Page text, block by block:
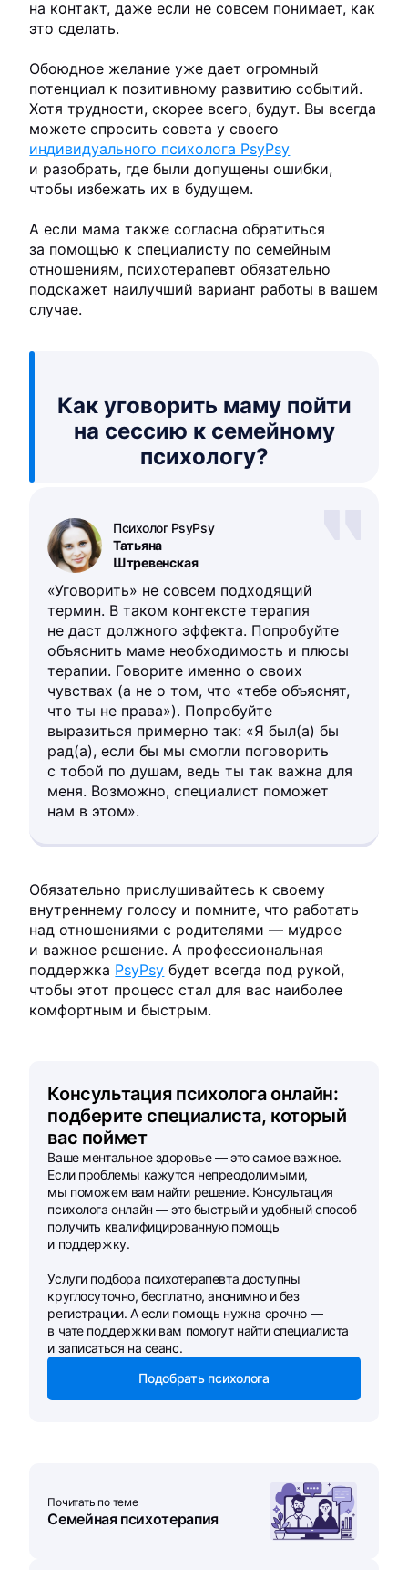
на контакт, даже если не совсем понимает, как
это сделать.
Обоюдное желание уже дает огромный
потенциал к позитивному развитию событий.
Хотя трудности, скорее всего, будут. Вы всегда
можете спросить совета у своего
индивидуального психолога PsyPsy
и разобрать, где были допущены ошибки,
чтобы избежать их в будущем.
А если мама также согласна обратиться
за помощью к специалисту по семейным
отношениям, психотерапевт обязательно
подскажет наилучший вариант работы в вашем
случае.
Как уговорить маму пойти
на сессию к семейному
психологу?
Татьяна
Штревенская
Психолог PsyPsy
«Уговорить» не совсем подходящий
термин. В таком контексте терапия
не даст должного эффекта. Попробуйте
объяснить маме необходимость и плюсы
терапии. Говорите именно о своих
чувствах (а не о том, что «тебе объяснят,
что ты не права»). Попробуйте
выразиться примерно так: «Я был(а) бы
рад(а), если бы мы смогли поговорить
с тобой по душам, ведь ты так важна для
меня. Возможно, специалист поможет
нам в этом».
Обязательно прислушивайтесь к своему
внутреннему голосу и помните, что работать
над отношениями с родителями — мудрое
и важное решение. А профессиональная
поддержка PsyPsy будет всегда под рукой,
чтобы этот процесс стал для вас наиболее
комфортным и быстрым.
Консультация психолога онлайн:
подберите специалиста, который
вас поймет
Ваше ментальное здоровье — это самое важное.
Если проблемы кажутся непреодолимыми,
мы поможем вам найти решение. Консультация
психолога онлайн — это быстрый и удобный способ
получить квалифицированную помощь
и поддержку.
Услуги подбора психотерапевта доступны
круглосуточно, бесплатно, анонимно и без
регистрации. А если помощь нужна срочно —
в чате поддержки вам помогут найти специалиста
и записаться на сеанс.
Подобрать психолога
Почитать по теме
Семейная психотерапия